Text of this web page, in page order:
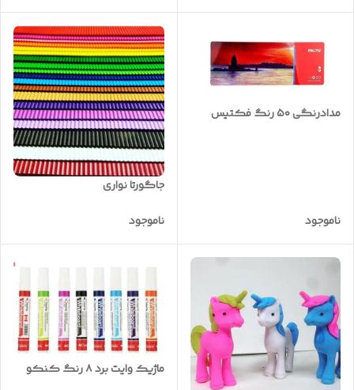
مدادرنگی ۵۰ رنگ فکتیس
ناموجود
جاگورتا نواری
ناموجود
ماژیک وایت برد ۸ رنگ کنکو